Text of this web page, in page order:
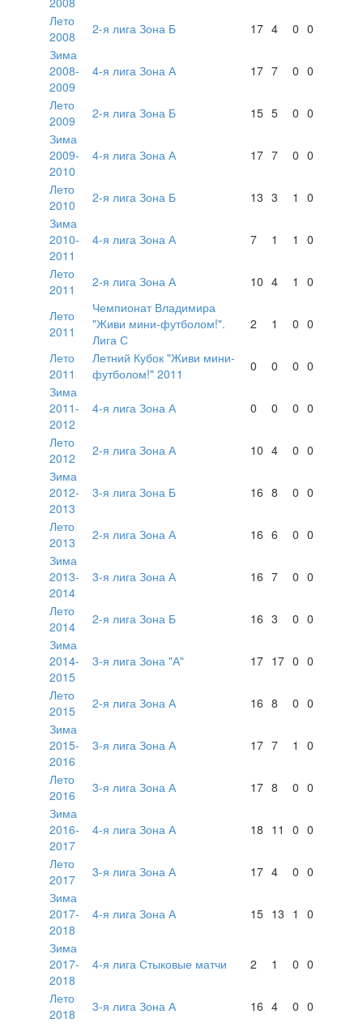
Лето
2008
2-я лига Зона Б 17 4 0 0
Зима
2008-
2009
4-я лига Зона А 17 7 0 0
Лето
2009
2-я лига Зона Б 15 5 0 0
Зима
2009-
2010
4-я лига Зона А 17 7 0 0
Лето
2010
2-я лига Зона Б 13 3 1
0
Зима
2010-
2011
4-я лига Зона А 7 1 1 0
Лето
2011
2-я лига Зона А 10 4 1 0
Лето
2011
Чемпионат Владимира
"Живи мини-футболом!".
Лига С
2 1 0 0
Лето
2011
Летний Кубок "Живи мини-
футболом!" 2011
0 0 0 0
Зима
2011-
2012
4-я лига Зона А 0 0 0 0
Лето
2012
2-я лига Зона А 10 4 0 0
Зима
2012-
2013
3-я лига Зона Б 16 8 0 0
Лето
2013
2-я лига Зона А 16 6 0 0
Зима
2013-
2014
3-я лига Зона А 16 7 0 0
Лето
2014
2-я лига Зона Б 16 3 0 0
Зима
2014-
2015
3-я лига Зона "А" 17 17 0 0
Лето
2015
2-я лига Зона А 16 8 0 0
Зима
2015-
2016
3-я лига Зона А 17 7 1 0
Лето
2016
3-я лига Зона А 17 8 0 0
Зима
2016-
2017
4-я лига Зона А 18 11 0 0
Лето
2017
3-я лига Зона А 17 4 0 0
Зима
2017-
2018
4-я лига Зона А 15 13 1 0
Зима
2017-
2018
4-я лига Стыковые матчи 2 1 0 0
Лето
2018
3-я лига Зона А 16 4 0 0